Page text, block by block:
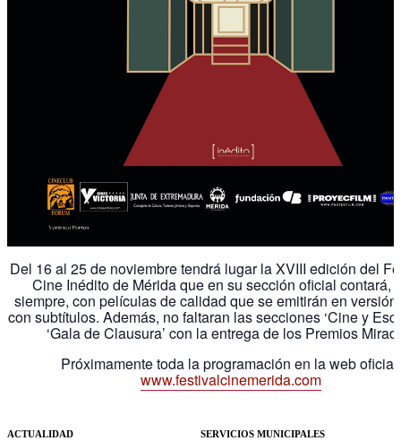
Del 16 al 25 de noviembre tendrá lugar la XVIII edición del
Cine Inédito de Mérida que en su sección oficial contará,
siempre, con películas de calidad que se emitirán en
con subtítulos. Además, no faltaran las secciones ‘Cine y
‘Gala de Clausura’ con la entrega de los Premios
Próximamente toda la programación en la web oficial:
www.festivalcinemerida.com
ACTUALIDAD SERVICIOS MUNICIPALES